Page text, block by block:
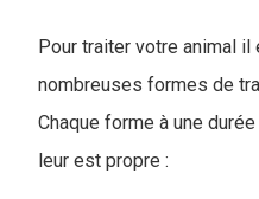
Pour traiter votre animal il
nombreuses formes de
Chaque forme à une
leur est propre :